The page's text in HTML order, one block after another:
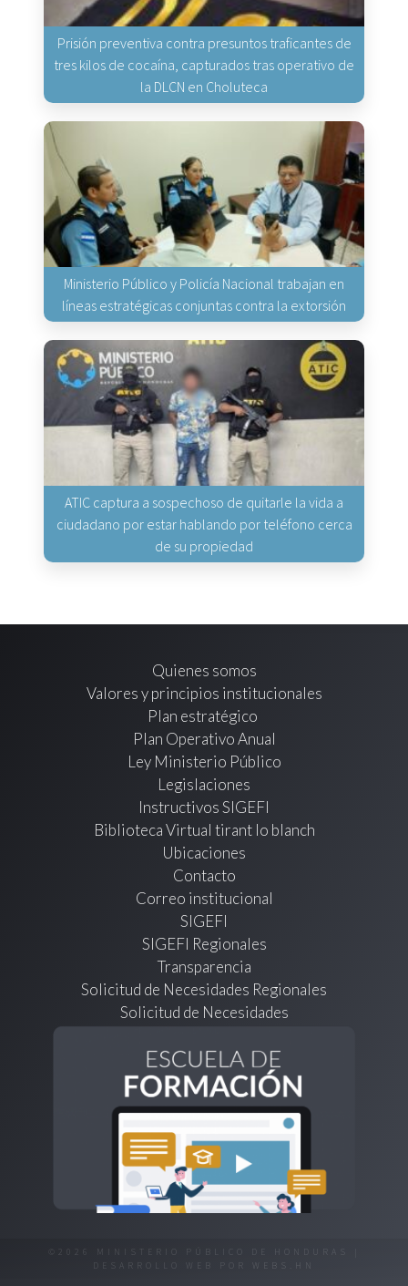
Prisión preventiva contra presuntos traficantes de
tres kilos de cocaína, capturados tras operativo de
la DLCN en Choluteca
Ministerio Público y Policía Nacional trabajan en
líneas estratégicas conjuntas contra la extorsión
ATIC captura a sospechoso de quitarle la vida a
ciudadano por estar hablando por teléfono cerca
de su propiedad
Quienes somos
Valores y principios institucionales
Plan estratégico
Plan Operativo Anual
Ley Ministerio Público
Legislaciones
Instructivos SIGEFI
Biblioteca Virtual tirant lo blanch
Ubicaciones
Contacto
Correo institucional
SIGEFI
SIGEFI Regionales
Transparencia
Solicitud de Necesidades Regionales
Solicitud de Necesidades
©2026 MINISTERIO PÚBLICO DE HONDURAS |
DESARROLLO WEB POR
WEBS.HN